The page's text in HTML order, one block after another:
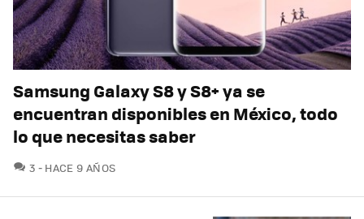
Samsung Galaxy S8 y S8+ ya se
encuentran disponibles en México, todo
lo que necesitas saber
3 COMENTARIOS
HACE 9 AÑOS